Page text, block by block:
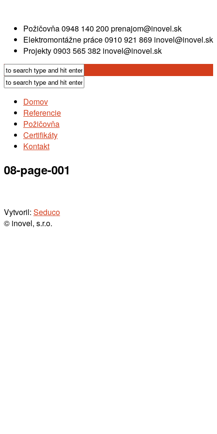
Požičovňa0948 140 200 prenajom@inovel.sk
Elektromontážne práce0910 921 869 inovel@inovel.sk
Projekty0903 565 382 inovel@inovel.sk
Domov
Referencie
Požičovňa
Certifikáty
Kontakt
08-page-001
Vytvoril: Seduco
© inovel, s.r.o.